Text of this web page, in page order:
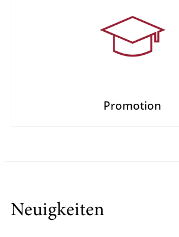
Promotion
Neuigkeiten